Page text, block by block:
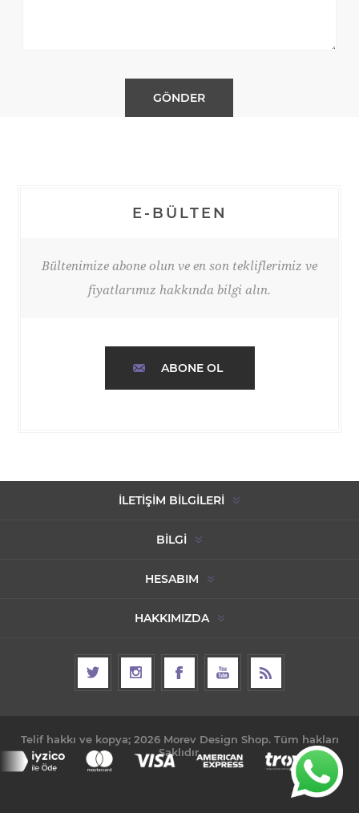
E-BÜLTEN
Bültenimize abone olun ve en son tekliflerimiz ve
fiyatlarımız hakkında bilgi alın.
ABONE OL
İLETIŞIM BILGILERI
BILGI
HESABIM
HAKKIMIZDA
Telif hakkı ve kopya; 2026 Morev Design Shop. Tüm hakları
Saklıdır.